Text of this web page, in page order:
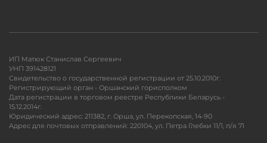
ИП Матюк Станислав Сергеевич
УНП 391428121
Свидетельство о государственной регистрации от 25.10.2010г.
Регистрирующий орган - Оршанский горисполком
Дата регистрации в торговом реестре Республики Беларусь -
15.12.2014г.
Юридический адрес: 211382, г. Орша, ул. Перекопская, 14-90
Адрес для почтовых отправлений: 220104, ул. Петра Глебки 11/1, п/я 71